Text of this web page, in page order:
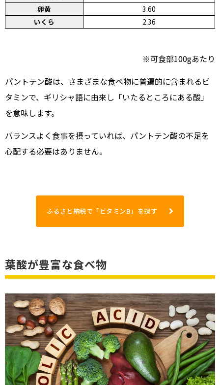
卵黄
3.60
いくら
2.36
※可食部100gあたり
パントテン酸は、さまざまな食べ物に普遍的に含まれるビ
タミンで、ギリシャ語に由来し「いたるところにある酸」
を意味します。
バランスよく食事を摂っていれば、パントテン酸の不足を
心配する必要はありません。
ふるさと納税で「ビタミンB」を探す
葉酸が豊富な食べ物